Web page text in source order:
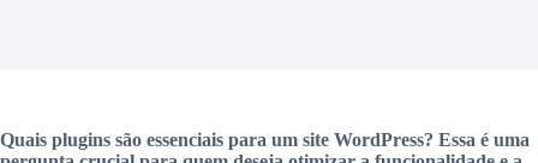
Quais plugins são essenciais para um site WordPress? Essa é uma